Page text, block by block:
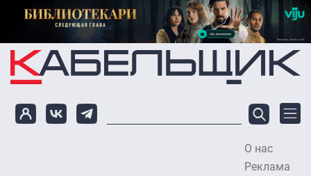
Перейти к основному содержанию
О нас
Реклама